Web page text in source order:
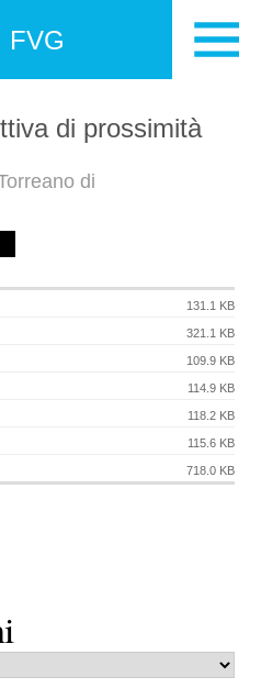
FVG
di prossimità
di
131.1 KB
321.1 KB
109.9 KB
114.9 KB
118.2 KB
115.6 KB
718.0 KB